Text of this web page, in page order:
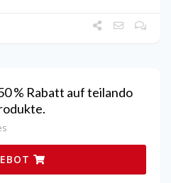
% Rabatt auf teilando